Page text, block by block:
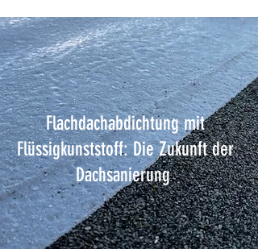
Flachdachabdichtung mit
Flüssigkunststoff: Die Zukunft der
Dachsanierung